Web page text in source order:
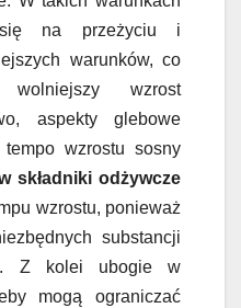
się na przeżyciu i
warunków, co
wolniejszy wzrost
aspekty glebowe
wzrostu sosny
składniki odżywcze
wzrostu, ponieważ
substancji
Z kolei ubogie w
mogą ograniczać